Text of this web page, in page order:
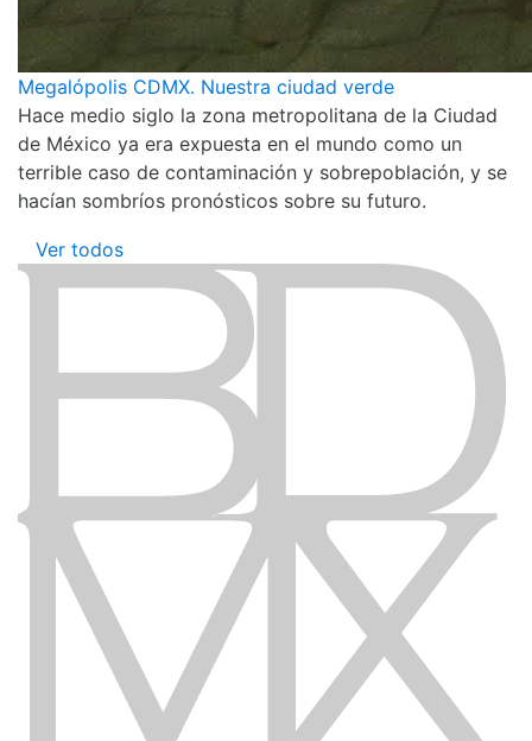
Megalópolis CDMX. Nuestra ciudad verde
Hace medio siglo la zona metropolitana de la Ciudad
de México ya era expuesta en el mundo como un
terrible caso de contaminación y sobrepoblación, y se
hacían sombríos pronósticos sobre su futuro.
Ver todos